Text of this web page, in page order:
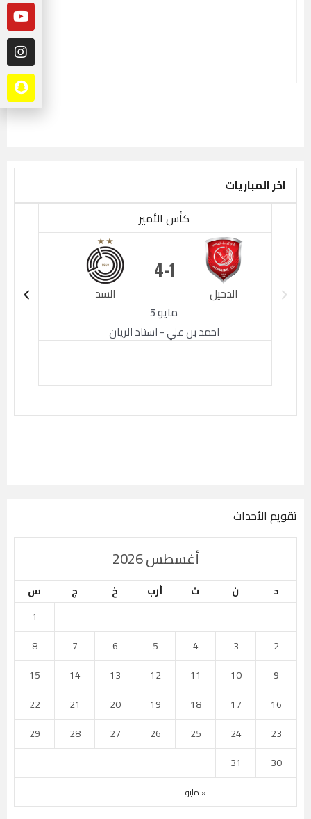
اخر المباريات
كأس الأمير
الدحيل
1
السد
4
مايو 5
احمد بن علي - استاد الريان
تقويم الأحداث
أغسطس 2026
د ن ث أرب خ ج س
« مايو
1
2
3
4
5
6
7
8
9
10
11
12
13
14
15
16
17
18
19
20
21
22
23
24
25
26
27
28
29
30
31